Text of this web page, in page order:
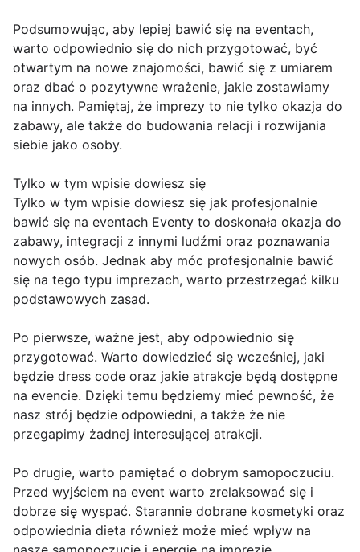
Podsumowując, aby lepiej bawić się na eventach,
warto odpowiednio się do nich przygotować, być
otwartym na nowe znajomości, bawić się z umiarem
oraz dbać o pozytywne wrażenie, jakie zostawiamy
na innych. Pamiętaj, że imprezy to nie tylko okazja do
zabawy, ale także do budowania relacji i rozwijania
siebie jako osoby.
Tylko w tym wpisie dowiesz się
Tylko w tym wpisie dowiesz się jak profesjonalnie
bawić się na eventach Eventy to doskonała okazja do
zabawy, integracji z innymi ludźmi oraz poznawania
nowych osób. Jednak aby móc profesjonalnie bawić
się na tego typu imprezach, warto przestrzegać kilku
podstawowych zasad.
Po pierwsze, ważne jest, aby odpowiednio się
przygotować. Warto dowiedzieć się wcześniej, jaki
będzie dress code oraz jakie atrakcje będą dostępne
na evencie. Dzięki temu będziemy mieć pewność, że
nasz strój będzie odpowiedni, a także że nie
przegapimy żadnej interesującej atrakcji.
Po drugie, warto pamiętać o dobrym samopoczuciu.
Przed wyjściem na event warto zrelaksować się i
dobrze się wyspać. Starannie dobrane kosmetyki oraz
odpowiednia dieta również może mieć wpływ na